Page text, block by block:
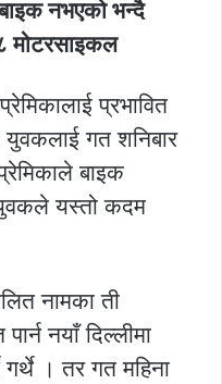
नभएको भन्दै
८ मोटरसाइकल
प्रभावित
युवकलाई गत शनिबार
बाइक
युवकले यस्तो कदम
नामका ती
नयाँ दिल्लीमा
गर्थे । तर गत महिना